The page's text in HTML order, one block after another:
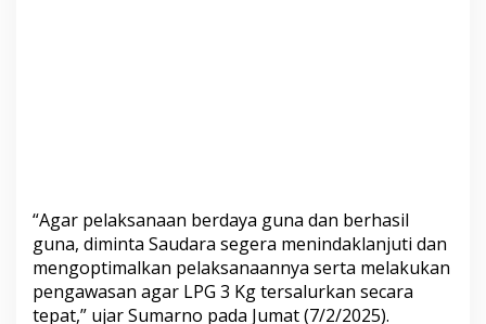
“Agar pelaksanaan berdaya guna dan berhasil
guna, diminta Saudara segera menindaklanjuti dan
mengoptimalkan pelaksanaannya serta melakukan
pengawasan agar LPG 3 Kg tersalurkan secara
tepat,” ujar Sumarno pada Jumat (7/2/2025).